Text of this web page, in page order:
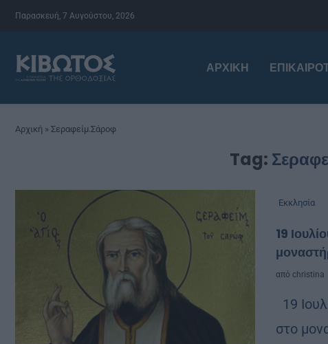
Παρασκευή, 7 Αυγούστου, 2026
ΑΡΧΙΚΉ
Αρχική » Σεραφείμ.Σάροφ
Tag:
Εκκλησία
19
από christina
19
στο